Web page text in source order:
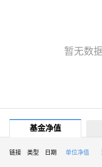
暂无数
基金净值
链接 类型 日期 单位净值